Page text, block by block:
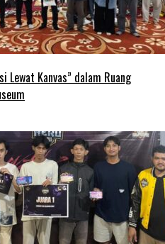
Lewat Kanvas” dalam Ruang